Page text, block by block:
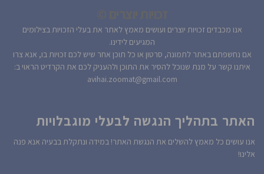
אנו מכבדים זכויות יוצרים ועושים מאמץ לאתר את בעלי הזכויות בצילומים
המגיעים לידינו.
אם נחשפתם באתר לתמונה, סרטון או כל תוכן אחר שיש לכם זכויות בו, אנא צרו
איתנו קשר על מנת שנוכל להסיר את התוכן ולהעניק לכם את הקרדיט הראוי ב:
avihai.zoomat@gmail.com
האתר בתהליך הנגשה לבעלי מוגבלויות
אנו עושים כל מאמץ להשלים את הנגשת האתר! במידה ונתקלת בבעיה אנא פנה
אלינו!